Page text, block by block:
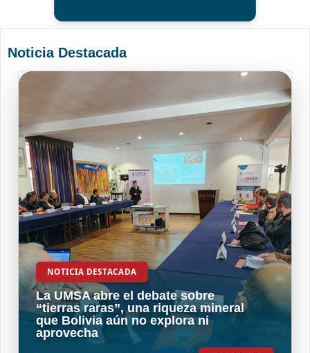
Noticia Destacada
NOTICIA DESTACADA
La UMSA abre el debate sobre
“tierras raras”, una riqueza mineral
que Bolivia aún no explora ni
aprovecha